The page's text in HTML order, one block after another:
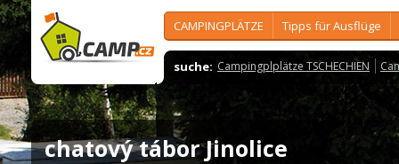
CAMPINGPLÄTZE Tipps für Ausflüge
suche: Campingplplätze TSCHECHIEN
chatový tábor Jinolice